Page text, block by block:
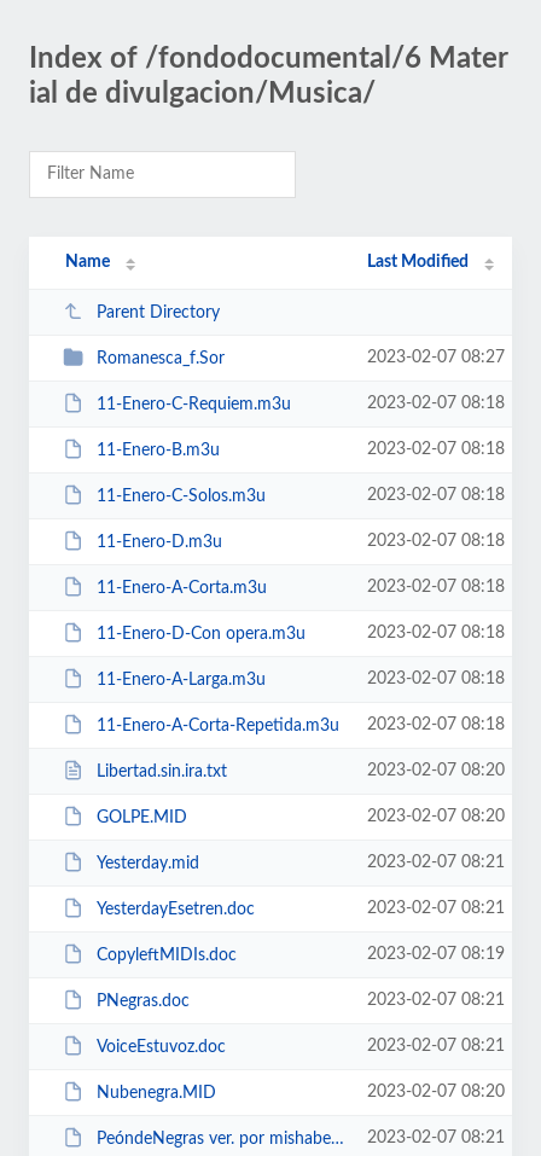
Index of /fondodocumental/6 Mater
ial de divulgacion/Musica/
Name Last Modified
Parent Directory
Romanesca_f.Sor 2023-02-07 08:27
11-Enero-C-Requiem.m3u 2023-02-07 08:18
11-Enero-B.m3u 2023-02-07 08:18
11-Enero-C-Solos.m3u 2023-02-07 08:18
11-Enero-D.m3u 2023-02-07 08:18
11-Enero-A-Corta.m3u 2023-02-07 08:18
11-Enero-D-Con opera.m3u 2023-02-07 08:18
11-Enero-A-Larga.m3u 2023-02-07 08:18
11-Enero-A-Corta-Repetida.m3u 2023-02-07 08:18
Libertad.sin.ira.txt 2023-02-07 08:20
GOLPE.MID 2023-02-07 08:20
Yesterday.mid 2023-02-07 08:21
YesterdayEsetren.doc 2023-02-07 08:21
CopyleftMIDIs.doc 2023-02-07 08:19
PNegras.doc 2023-02-07 08:21
VoiceEstuvoz.doc 2023-02-07 08:21
Nubenegra.MID 2023-02-07 08:20
PeóndeNegras ver. por mishabel.pdf 2023-02-07 08:21